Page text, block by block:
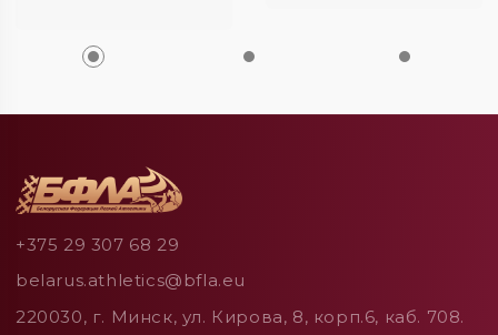
+375 29 307 68 29
belarus.athletics@bfla.eu
220030, г. Минск, ул. Кирова, 8, корп.6, каб. 708.